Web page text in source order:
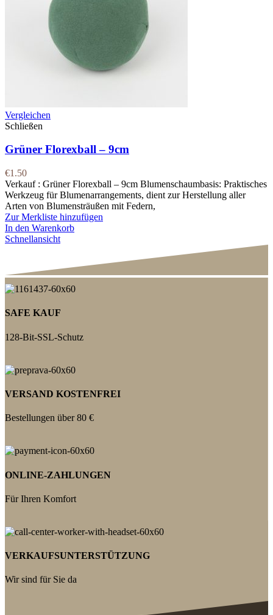
Vergleichen
Schließen
Grüner Florexball – 9cm
€1.50
Verkauf : Grüner Florexball – 9cm Blumenschaumbasis: Praktisches
Werkzeug für Blumenarrangements, dient zur Herstellung aller
Arten von Blumensträußen mit Federn,
Zur Merkliste hinzufügen
In den Warenkorb
Schnellansicht
SAFE KAUF
128-Bit-SSL-Schutz
VERSAND KOSTENFREI
Bestellungen über 80 €
ONLINE-ZAHLUNGEN
Für Ihren Komfort
VERKAUFSUNTERSTÜTZUNG
Wir sind für Sie da